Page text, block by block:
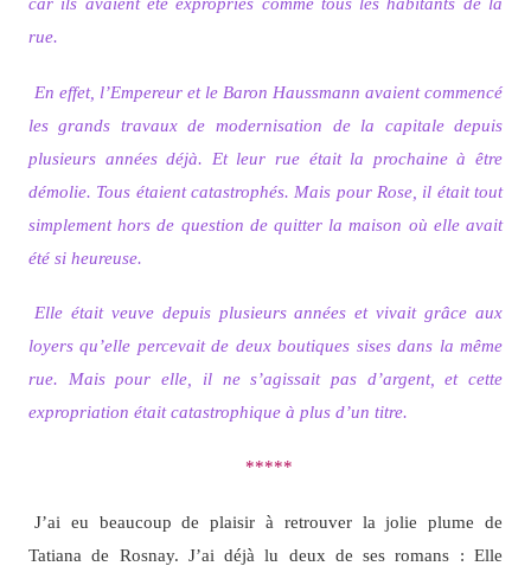
rue.
En effet, l’Empereur et le Baron Haussmann avaient commencé
les grands travaux de modernisation de la capitale depuis
plusieurs années déjà. Et leur rue était la prochaine à être
démolie. Tous étaient catastrophés. Mais pour Rose, il était tout
simplement hors de question de quitter la maison où elle avait
été si heureuse.
Elle était veuve depuis plusieurs années et vivait grâce aux
loyers qu’elle percevait de deux boutiques sises dans la même
rue. Mais pour elle, il ne s’agissait pas d’argent, et cette
expropriation était catastrophique à plus d’un titre.
*****
J’ai eu beaucoup de plaisir à retrouver la jolie plume de
Tatiana de Rosnay. J’ai déjà lu deux de ses romans : Elle